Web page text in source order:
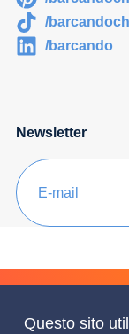
/
/barcando
Newsletter
Questo sito